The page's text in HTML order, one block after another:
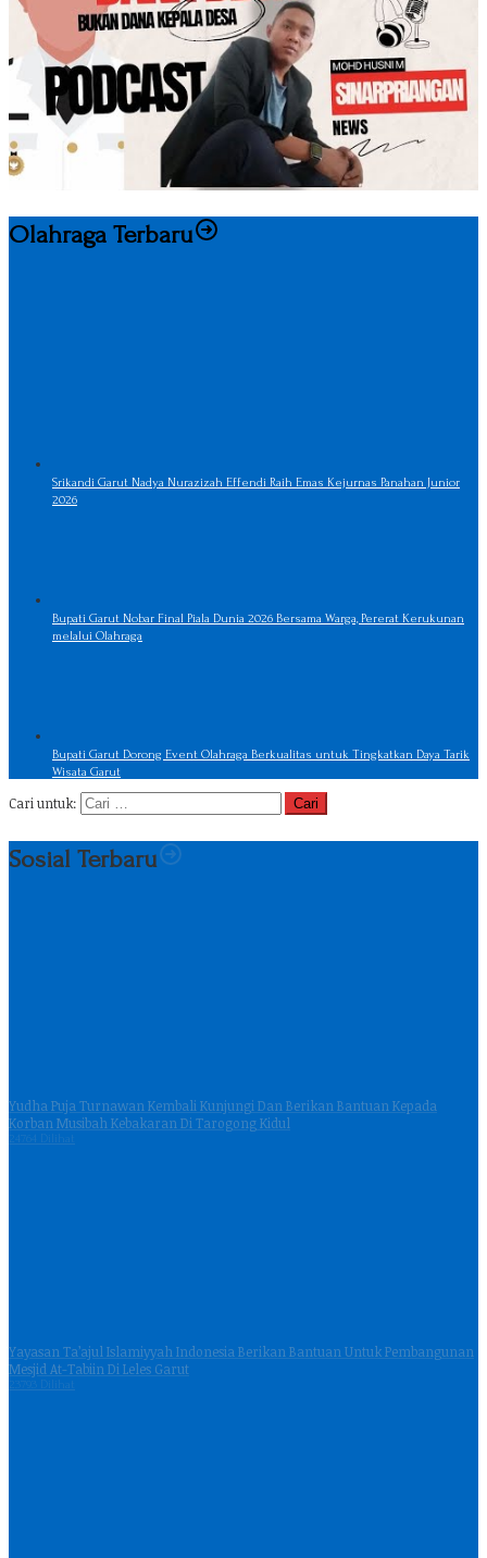
Olahraga Terbaru
Srikandi Garut Nadya Nurazizah Effendi Raih Emas Kejurnas Panahan Junior
2026
Bupati Garut Nobar Final Piala Dunia 2026 Bersama Warga, Pererat Kerukunan
melalui Olahraga
Bupati Garut Dorong Event Olahraga Berkualitas untuk Tingkatkan Daya Tarik
Wisata Garut
Cari untuk:
Sosial Terbaru
Yudha Puja Turnawan Kembali Kunjungi Dan Berikan Bantuan Kepada
Korban Musibah Kebakaran Di Tarogong Kidul
24764 Dilihat
Yayasan Ta’ajul Islamiyyah Indonesia Berikan Bantuan Untuk Pembangunan
Mesjid At-Tabiin Di Leles Garut
23793 Dilihat